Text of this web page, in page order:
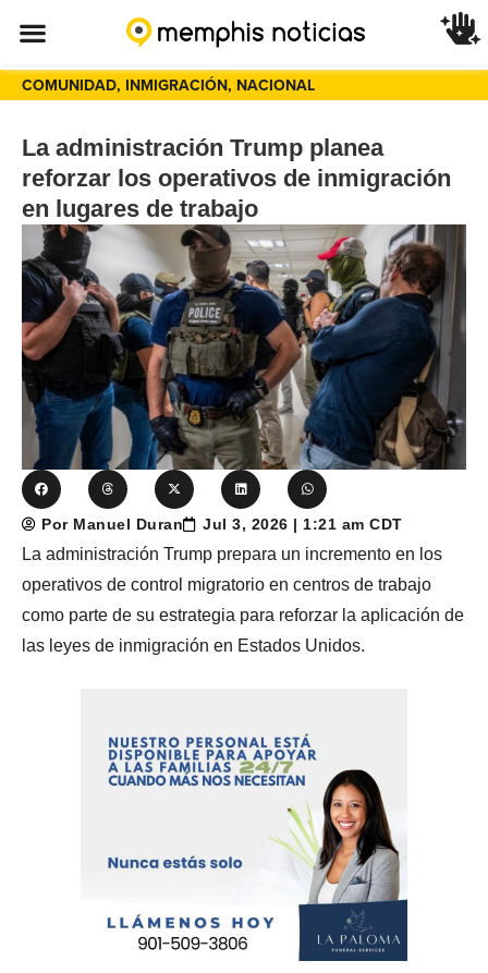
COMUNIDAD, INMIGRACIÓN, NACIONAL
La administración Trump planea
reforzar los operativos de inmigración
en lugares de trabajo
Por Manuel Duran Jul 3, 2026 | 1:21 am CDT
La administración Trump prepara un incremento en los
operativos de control migratorio en centros de trabajo
como parte de su estrategia para reforzar la aplicación de
las leyes de inmigración en Estados Unidos.